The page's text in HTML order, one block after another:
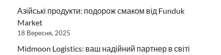
Азійські продукти: подорож смаком від Funduk
Market
18 Вересня, 2025
Midmoon Logistics: ваш надійний партнер в світі